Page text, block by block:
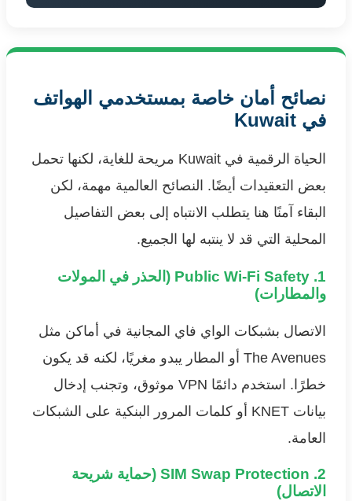
نصائح أمان خاصة بمستخدمي الهواتف
في Kuwait
الحياة الرقمية في Kuwait مريحة للغاية، لكنها تحمل
بعض التعقيدات أيضًا. النصائح العالمية مهمة، لكن
البقاء آمنًا هنا يتطلب الانتباه إلى بعض التفاصيل
المحلية التي قد لا ينتبه لها الجميع.
1. Public Wi-Fi Safety (الحذر في المولات
والمطارات)
الاتصال بشبكات الواي فاي المجانية في أماكن مثل
The Avenues أو المطار يبدو مغريًا، لكنه قد يكون
خطرًا. استخدم دائمًا VPN موثوق، وتجنب إدخال
بيانات KNET أو كلمات المرور البنكية على الشبكات
العامة.
2. SIM Swap Protection (حماية شريحة
الاتصال)